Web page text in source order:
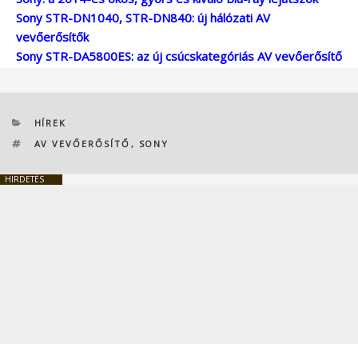
Sony STR-DN1040, STR-DN840: új hálózati AV
vevőerősítők
Sony STR-DA5800ES: az új csúcskategóriás AV vevőerősítő
KATEGÓRIÁK
HÍREK
CÍMKÉK
AV VEVŐERŐSÍTŐ , SONY
HIRDETÉS